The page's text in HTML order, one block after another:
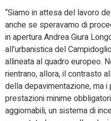
“Siamo in attesa del lavoro
anche se speravamo di
in apertura Andrea Giura
all’urbanistica del
allineata al quadro europeo.
rientrano, allora, il contrasto
della depavimentazione, ma
prestazioni minime
aggiornabili, un sistema di